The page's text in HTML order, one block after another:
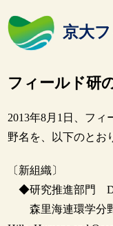
京大
フィールド研
2013年8月1日、フ
野名を、以下のとお
〔新組織〕
◆研究推進部門
森里海連環学分野